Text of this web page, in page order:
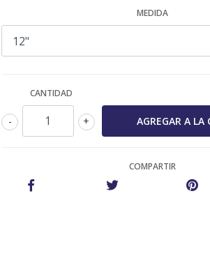
MEDIDA
CANTIDAD
+
-
COMPARTIR